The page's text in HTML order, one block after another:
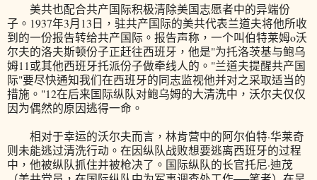
美共也配合共产国际积极清除美国志愿者中的异端份
子。1937年3月13日，驻共产国际的美共代表兰道夫将他所收
到的一份报告转给共产国际。报告声称，一个叫伯特莱姆o沃
尔夫的洛夫斯顿份子正赶往西班牙，他是"为托洛茨基与鲍乌
姆11或其他西班牙托派份子做牵线人的。"兰道夫提醒共产国
际"要尽快通知我们在西班牙的同志监视他并对之采取适当的
措施。"12在后来国际纵队对鲍乌姆的大清洗中，沃尔夫仅仅
因为偶然的原因逃得一命。
相对于幸运的沃尔夫而言，林肯营中的阿尔伯特·华莱奇
则未能逃过清洗行动。在因纵队战败想要逃离西班牙的过程
中，他被纵队抓住并被枪决了。国际纵队的长官托尼·迪茂